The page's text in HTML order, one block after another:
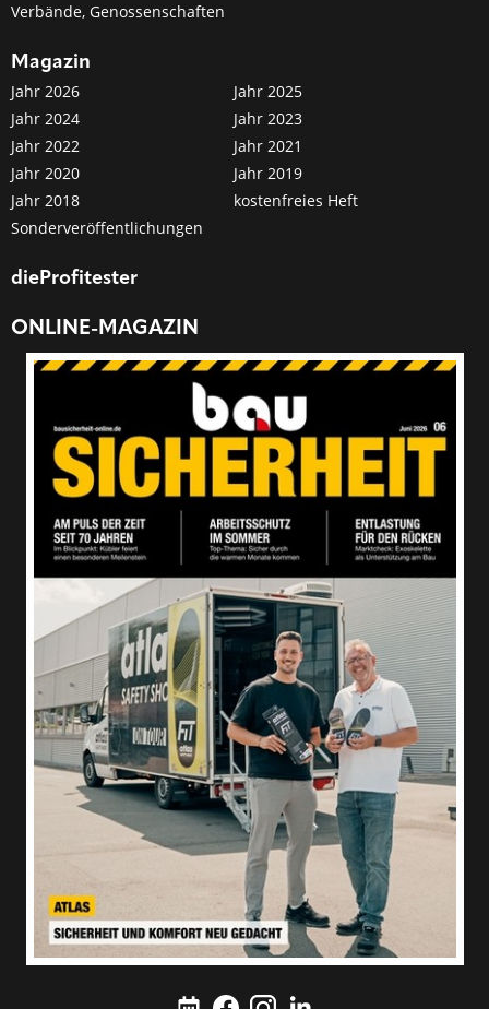
Verbände, Genossenschaften
Magazin
Jahr 2026
Jahr 2025
Jahr 2024
Jahr 2023
Jahr 2022
Jahr 2021
Jahr 2020
Jahr 2019
Jahr 2018
kostenfreies Heft
Sonderveröffentlichungen
dieProfitester
ONLINE-MAGAZIN